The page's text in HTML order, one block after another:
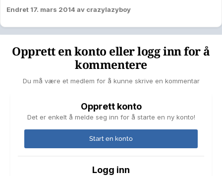
Endret 17. mars 2014 av crazylazyboy
Opprett en konto eller logg inn for å
kommentere
Du må være et medlem for å kunne skrive en kommentar
Opprett konto
Det er enkelt å melde seg inn for å starte en ny konto!
Start en konto
Logg inn